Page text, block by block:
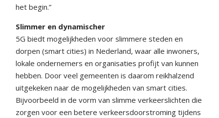
het begin.”
Slimmer en dynamischer
5G biedt mogelijkheden voor slimmere steden en
dorpen (smart cities) in Nederland, waar alle inwoners,
lokale ondernemers en organisaties profijt van kunnen
hebben. Door veel gemeenten is daarom reikhalzend
uitgekeken naar de mogelijkheden van smart cities.
Bijvoorbeeld in de vorm van slimme verkeerslichten die
zorgen voor een betere verkeersdoorstroming tijdens